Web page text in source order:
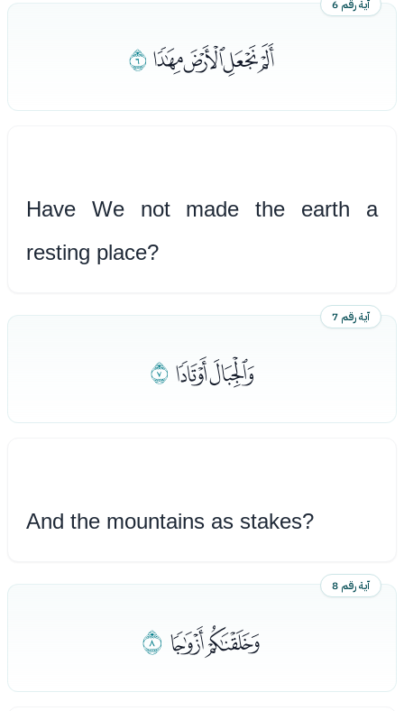
آية رقم 6
ﭤﭥﭦﭧﭨ
Have We not made the earth a
resting place?
آية رقم 7
ﭩﭪﭫ
And the mountains as stakes?
آية رقم 8
ﭬﭭﭮ